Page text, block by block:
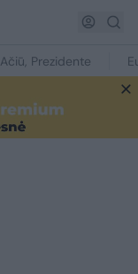
Ačiū, Prezidente